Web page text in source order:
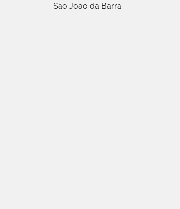
São João da Barra